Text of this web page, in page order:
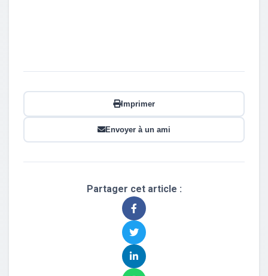
Imprimer
Envoyer à un ami
Partager cet article :